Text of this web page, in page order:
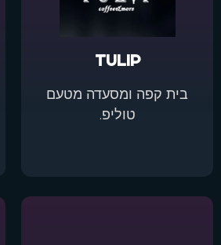
TULIP
בית קפה ומסעדה מטעם
טוליפ.